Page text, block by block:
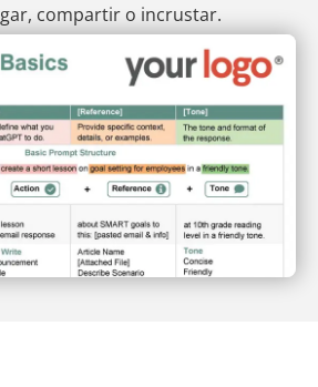
compartir o incrustar.